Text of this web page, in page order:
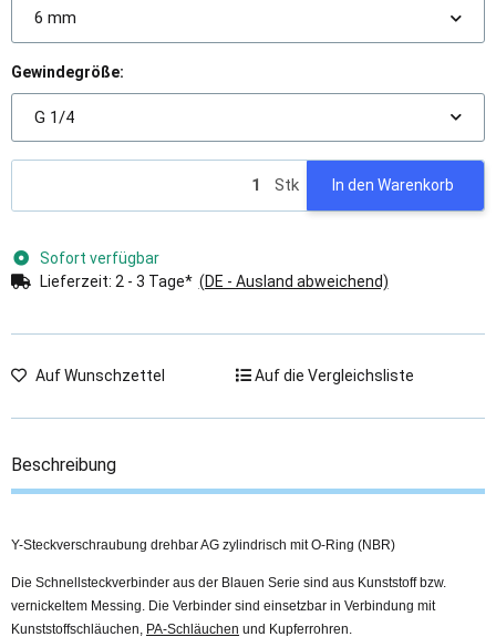
6 mm
Gewindegröße:
G 1/4
Stk In den Warenkorb
Sofort verfügbar
Lieferzeit: 2 - 3 Tage* (DE - Ausland abweichend)
Auf Wunschzettel Auf die Vergleichsliste
Beschreibung
Y-Steckverschraubung drehbar AG zylindrisch mit O-Ring (NBR)
Die Schnellsteckverbinder aus der Blauen Serie sind aus Kunststoff bzw.
vernickeltem Messing. Die Verbinder sind einsetzbar in Verbindung mit
Kunststoffschläuchen, PA-Schläuchen und Kupferrohren.